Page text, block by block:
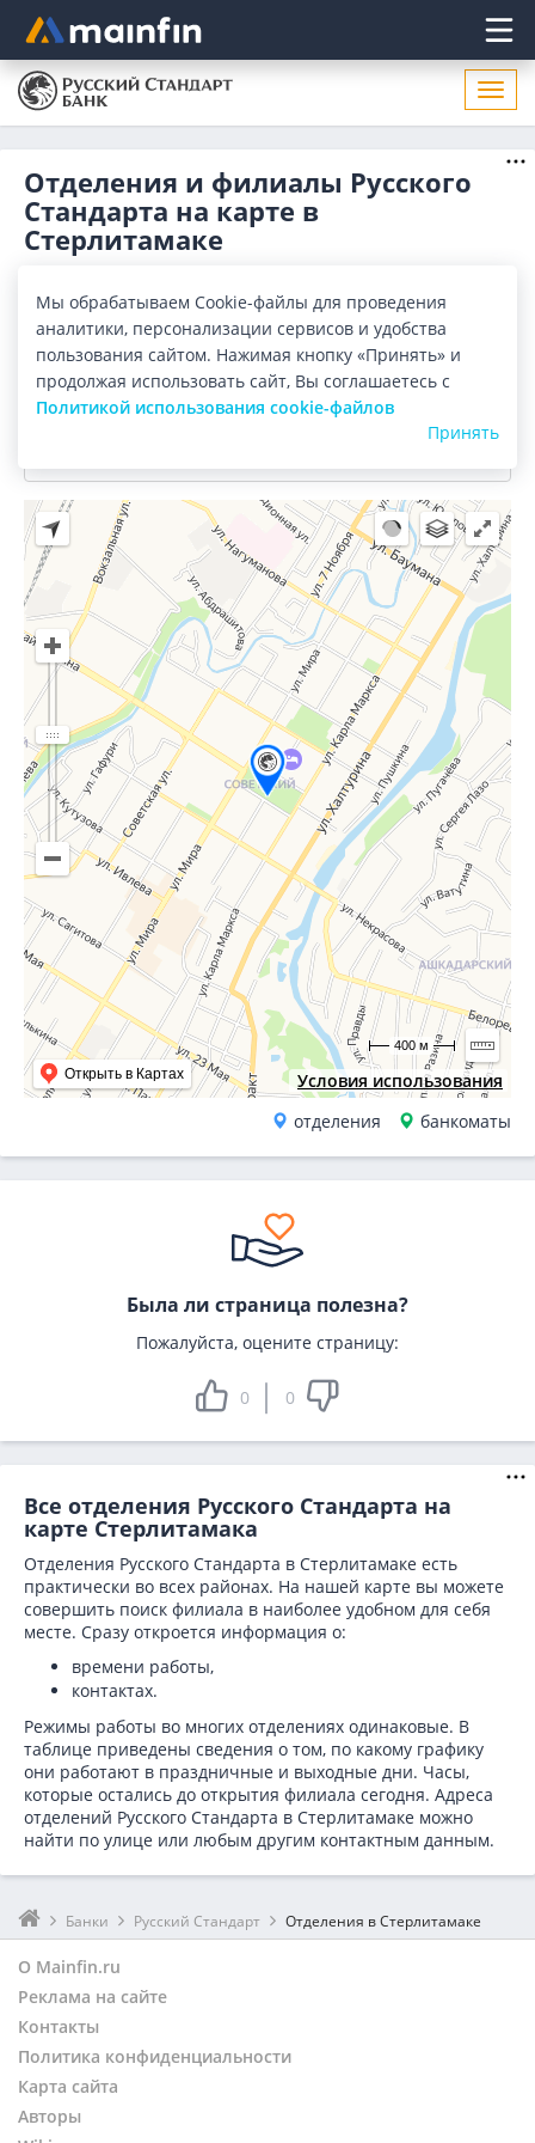
Главное меню
Отделения и филиалы Русского
Стандарта на карте в
Стерлитамаке
Все банки Карта Список
Город:Стерлитамак
Условия использования
Открыть в Картах
400 м
отделения банкоматы
Была ли страница полезна?
Пожалуйста, оцените страницу:
0 0
Все отделения Русского Стандарта на
карте Стерлитамака
Отделения Русского Стандарта в Стерлитамаке есть
практически во всех районах. На нашей карте вы можете
совершить поиск филиала в наиболее удобном для себя
месте. Сразу откроется информация о:
времени работы,
контактах.
Режимы работы во многих отделениях одинаковые. В
таблице приведены сведения о том, по какому графику
они работают в праздничные и выходные дни. Часы,
которые остались до открытия филиала сегодня. Адреса
отделений Русского Стандарта в Стерлитамаке можно
найти по улице или любым другим контактным данным.
Банки Русский Стандарт Отделения в Стерлитамаке
О Mainfin.ru
Реклама на сайте
Контакты
Политика конфиденциальности
Карта сайта
Авторы
Мы обрабатываем Cookie-файлы для проведения
аналитики, персонализации сервисов и удобства
пользования сайтом. Нажимая кнопку «Принять» и
продолжая использовать сайт, Вы соглашаетесь с
Политикой использования cookie-файлов
Принять